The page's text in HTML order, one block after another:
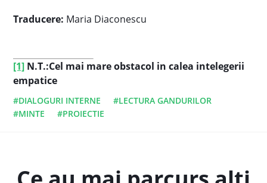
Traducere: Maria Diaconescu
[1] N.T.:Cel mai mare obstacol in calea intelegerii
empatice
#DIALOGURI INTERNE
#LECTURA GANDURILOR
#MINTE
#PROIECTIE